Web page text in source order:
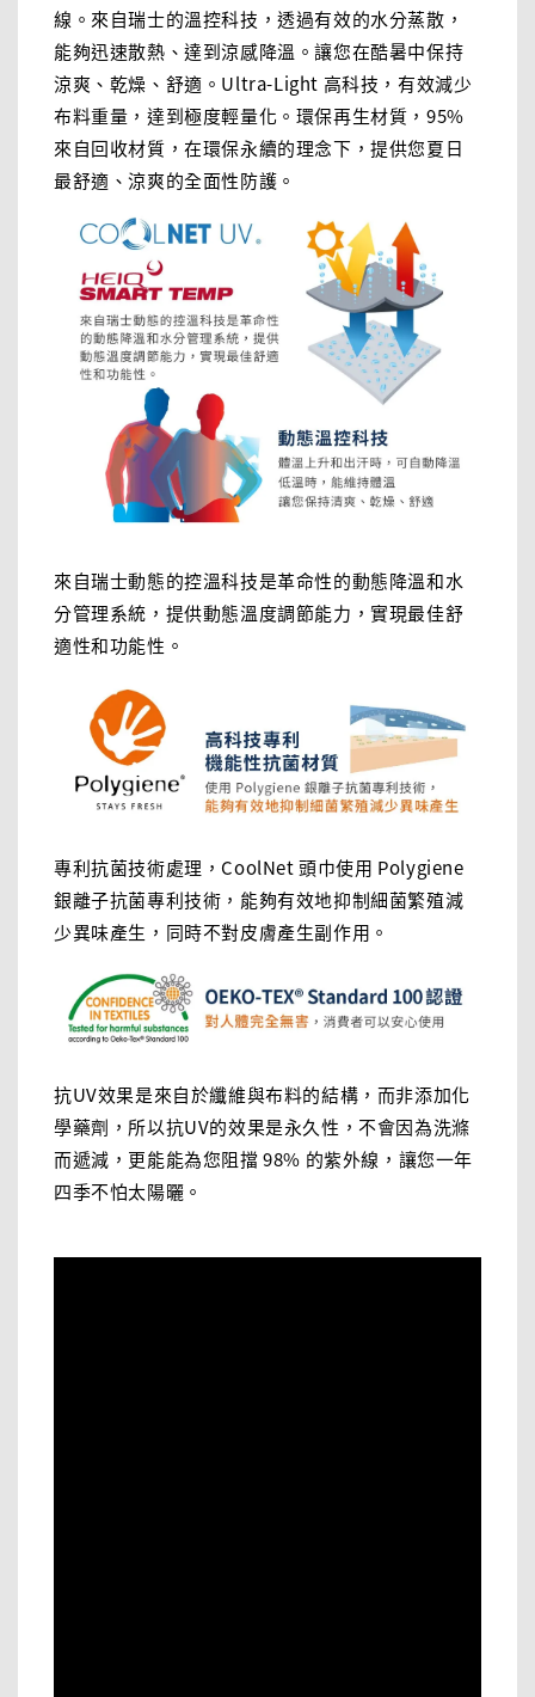
線。來自瑞士的溫控科技，透過有效的水分蒸散，
能夠迅速散熱、達到涼感降溫。讓您在酷暑中保持
涼爽、乾燥、舒適。Ultra-Light 高科技，有效減少
布料重量，達到極度輕量化。環保再生材質，95%
來自回收材質，在環保永續的理念下，提供您夏日
最舒適、涼爽的全面性防護。
來自瑞士動態的控溫科技是革命性的動態降溫和水
分管理系統，提供動態溫度調節能力，實現最佳舒
適性和功能性。
專利抗菌技術處理，CoolNet 頭巾使用 Polygiene
銀離子抗菌專利技術，能夠有效地抑制細菌繁殖減
少異味產生，同時不對皮膚產生副作用。
抗UV效果是來自於纖維與布料的結構，而非添加化
學藥劑，所以抗UV的效果是永久性，不會因為洗滌
而遞減，更能能為您阻擋 98% 的紫外線，讓您一年
四季不怕太陽曬。